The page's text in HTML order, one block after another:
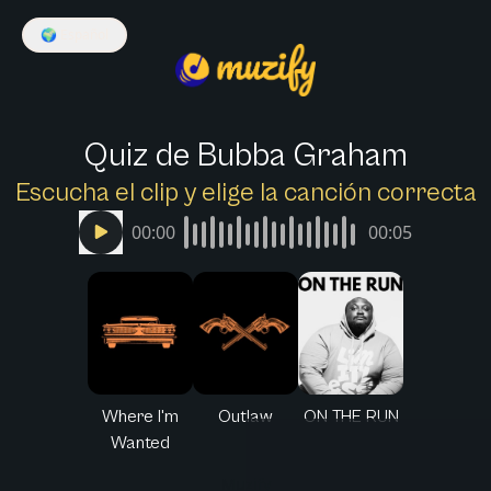
🌍
Quiz de Bubba Graham
Escucha el clip y elige la canción correcta
00:00 00:05
Where I'm
Wanted
Outlaw ON THE RUN